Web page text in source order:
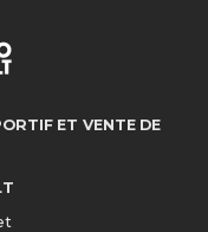
ET VENTE DE